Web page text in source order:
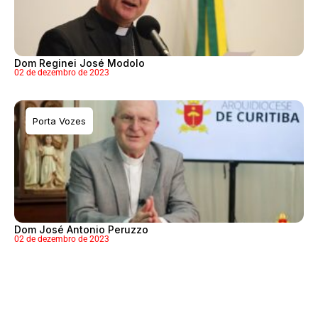
Dom Reginei José Modolo
02 de dezembro de 2023
Porta Vozes
Dom José Antonio Peruzzo
02 de dezembro de 2023